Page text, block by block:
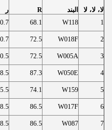
لا، لا، لا البند R ر
1
W118
68.1
2
W018F
72.5
3
W005A
72.5
4
W050E
87.3
5
W159
74.1
6
W017F
86.5
7
W087
86.5